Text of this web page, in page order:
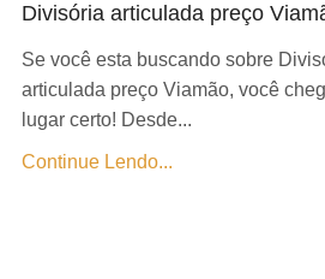
Divisória articulada preço
Se você esta buscando sobre
articulada preço Viamão, você
lugar certo! Desde...
Continue Lendo...